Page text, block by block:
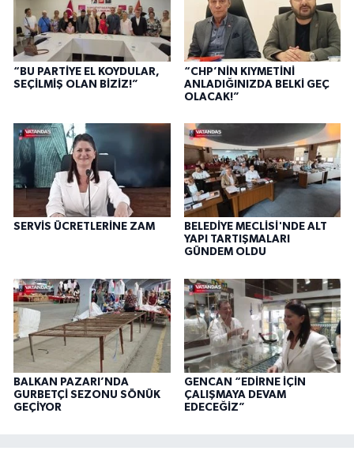
“BU PARTİYE EL KOYDULAR,
SEÇİLMİŞ OLAN BİZİZ!”
“CHP’NİN KIYMETİNİ
ANLADIĞINIZDA BELKİ GEÇ
OLACAK!”
SERVİS ÜCRETLERİNE ZAM
BELEDİYE MECLİSİ'NDE ALT
YAPI TARTIŞMALARI
GÜNDEM OLDU
BALKAN PAZARI’NDA
GURBETÇİ SEZONU SÖNÜK
GEÇİYOR
GENCAN “EDİRNE İÇİN
ÇALIŞMAYA DEVAM
EDECEĞİZ”